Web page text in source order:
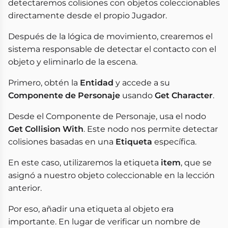
detectaremos colisiones con objetos coleccionables
directamente desde el propio Jugador.
Después de la lógica de movimiento, crearemos el
sistema responsable de detectar el contacto con el
objeto y eliminarlo de la escena.
Primero, obtén la Entidad y accede a su
Componente de Personaje usando Get Character.
Desde el Componente de Personaje, usa el nodo
Get Collision With. Este nodo nos permite detectar
colisiones basadas en una Etiqueta específica.
En este caso, utilizaremos la etiqueta item, que se
asignó a nuestro objeto coleccionable en la lección
anterior.
Por eso, añadir una etiqueta al objeto era
importante. En lugar de verificar un nombre de